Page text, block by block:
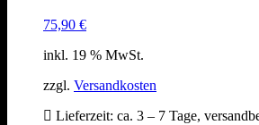
75,90 €
inkl. 19 % MwSt.
zzgl. Versandkosten
Lieferzeit: ca. 3 – 7 Tage,